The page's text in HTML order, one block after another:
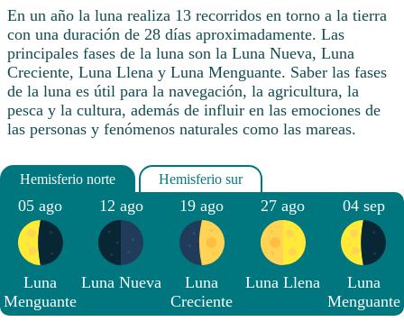
En un año la luna realiza 13 recorridos en torno a la tierra
con una duración de 28 días aproximadamente. Las
principales fases de la luna son la Luna Nueva, Luna
Creciente, Luna Llena y Luna Menguante. Saber las fases
de la luna es útil para la navegación, la agricultura, la
pesca y la cultura, además de influir en las emociones de
las personas y fenómenos naturales como las mareas.
05 ago
Luna
Menguante
12 ago
Luna Nueva
19 ago
Luna
Creciente
27 ago
Luna Llena
04 sep
Luna
Menguante